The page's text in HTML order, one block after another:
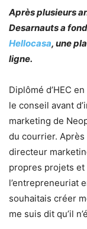
Après plusieurs
Desarnauts a
Hellocasa, une
ligne.
Diplômé d’HEC
le conseil avant
marketing de
du courrier.
directeur
propres projets et
l’entrepreneuriat
souhaitais créer
me suis dit qu’il